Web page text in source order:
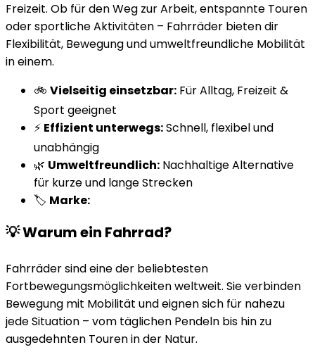
Freizeit. Ob für den Weg zur Arbeit, entspannte Touren
oder sportliche Aktivitäten – Fahrräder bieten dir
Flexibilität, Bewegung und umweltfreundliche Mobilität
in einem.
🚲 Vielseitig einsetzbar: Für Alltag, Freizeit &
Sport geeignet
⚡ Effizient unterwegs:Schnell, flexibel und
unabhängig
🌿 Umweltfreundlich: Nachhaltige Alternative
für kurze und lange Strecken
🏷️ Marke:
💡 Warum ein Fahrrad?
Fahrräder sind eine der beliebtesten
Fortbewegungsmöglichkeiten weltweit. Sie verbinden
Bewegung mit Mobilität und eignen sich für nahezu
jede Situation – vom täglichen Pendeln bis hin zu
ausgedehnten Touren in der Natur.